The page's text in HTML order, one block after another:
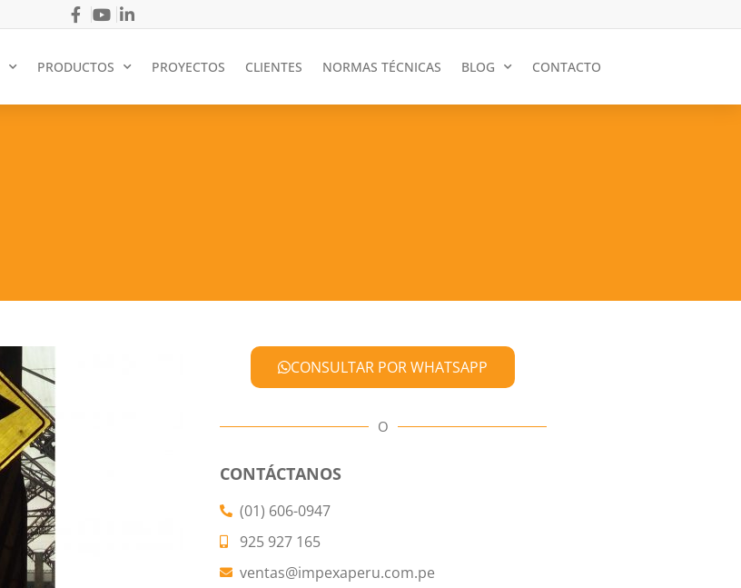
PRODUCTOS PROYECTOS CLIENTES NORMAS TÉCNICAS BLOG CONTACTO
CONSULTAR POR WHATSAPP
O
CONTÁCTANOS
(01) 606-0947
925 927 165
ventas@impexaperu.com.pe